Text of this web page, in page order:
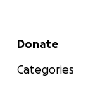
Secondary menu
Donate
Categories